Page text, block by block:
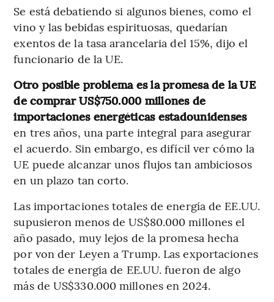
Se está debatiendo si algunos bienes, como el
vino y las bebidas espirituosas, quedarían
exentos de la tasa arancelaria del 15%, dijo el
funcionario de la UE.
Otro posible problema es la promesa de la UE
de comprar US$750.000 millones de
importaciones energéticas estadounidenses
en tres años, una parte integral para asegurar
el acuerdo. Sin embargo, es difícil ver cómo la
UE puede alcanzar unos flujos tan ambiciosos
en un plazo tan corto.
Las importaciones totales de energía de EE.UU.
supusieron menos de US$80.000 millones el
año pasado, muy lejos de la promesa hecha
por von der Leyen a Trump. Las exportaciones
totales de energía de EE.UU. fueron de algo
más de US$330.000 millones en 2024.